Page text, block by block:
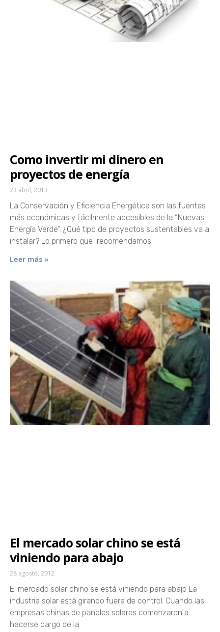
Como invertir mi dinero en
proyectos de energía
23 abril, 2013
La Conservación y Eficiencia Energética son las fuentes
más económicas y fácilmente accesibles de la “Nuevas
Energía Verde”. ¿Qué tipo de proyectos sustentables va a
instalar? Lo primero que recomendamos
Leer más »
El mercado solar chino se está
viniendo para abajo
28 agosto, 2012
El mercado solar chino se está viniendo para abajo La
industria solar está girando fuera de control. Cuando las
empresas chinas de paneles solares comenzaron a
hacerse cargo de la